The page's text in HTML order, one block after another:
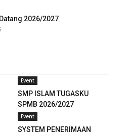
2026/2027
Event
SMP ISLAM TUGASKU
SPMB 2026/2027
Event
SYSTEM PENERIMAAN